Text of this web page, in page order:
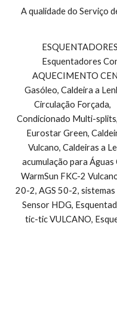
A qualidade do Serviço
Esquentadores
AQUECIMENTO
Gasóleo, Caldeira a
Circulação Forçada,
Condicionado Multi-
Eurostar Green,
Vulcano, Caldeiras a
acumulação para Águas
WarmSun FKC-2
20-2, AGS 50-2,
Sensor HDG,
tic-tic VULCANO,